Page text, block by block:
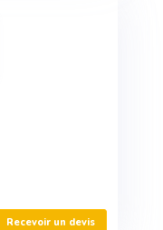
Recevoir un devis